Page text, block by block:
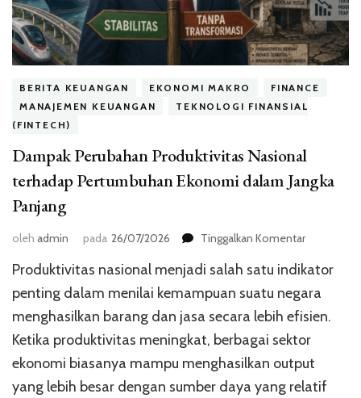
BERITA KEUANGAN EKONOMI MAKRO
FINANCE
MANAJEMEN KEUANGAN
TEKNOLOGI FINANSIAL
(FINTECH)
Dampak Perubahan Produktivitas Nasional
terhadap Pertumbuhan Ekonomi dalam Jangka
Panjang
oleh admin pada 26/07/2026 Tinggalkan Komentarpada
Perubahan
terhadap
Ekonomi
dalam
Jangka
Produktivitas nasional menjadi salah satu indikator
penting dalam menilai kemampuan suatu negara
menghasilkan barang dan jasa secara lebih efisien.
Ketika produktivitas meningkat, berbagai sektor
ekonomi biasanya mampu menghasilkan output
yang lebih besar dengan sumber daya yang relatif